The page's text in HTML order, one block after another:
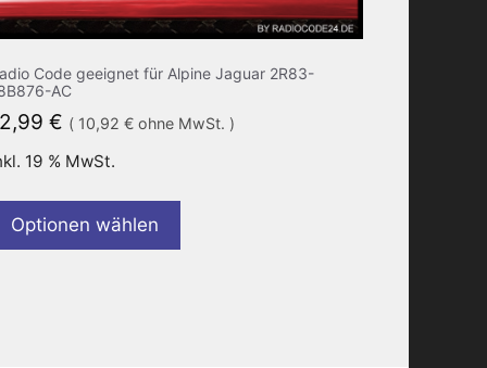
Code geeignet für Alpine Jaguar 2R83-
AC
€ ( 10,92 €ohne MwSt. )
19 % MwSt.
Optionen wählen